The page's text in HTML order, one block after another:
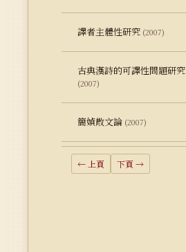
譯者主體性研究 (2007)
古典漢詩的可譯性問題研究
(2007)
簡媜散文論 (2007)
← 上頁 下頁 →